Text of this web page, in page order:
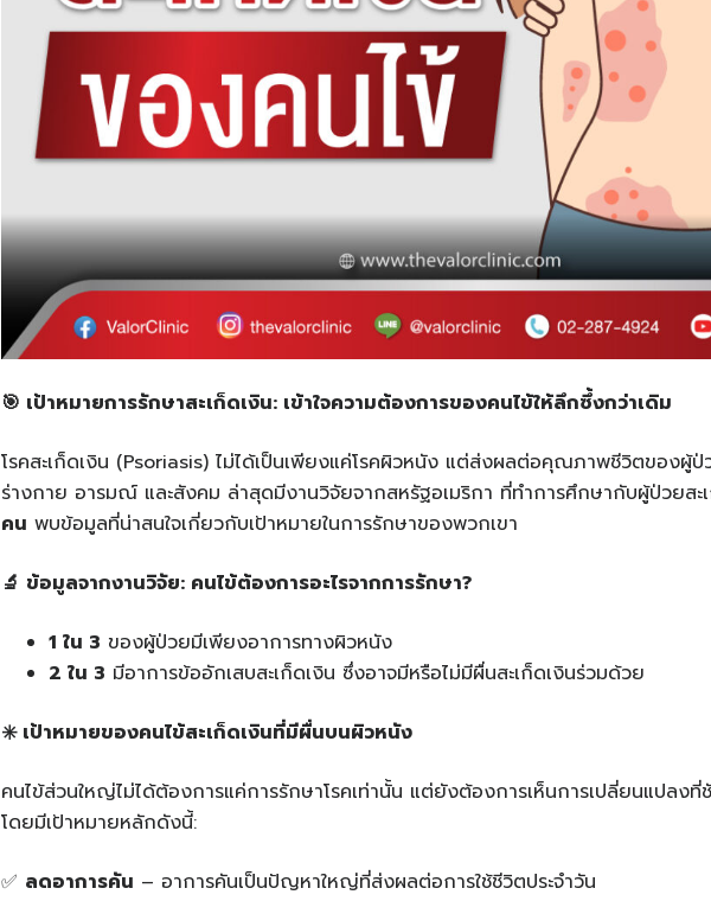
🎯 เป้าหมายการรักษาสะเก็ดเงิน: เข้าใจความต้องการของคนไข้ให้ลึกซึ้งกว่าเดิม
โรคสะเก็ดเงิน (Psoriasis) ไม่ได้เป็นเพียงแค่โรคผิวหนัง แต่ส่งผลต่อคุณภาพชีวิตของผู้
ร่างกาย อารมณ์ และสังคม ล่าสุดมีงานวิจัยจากสหรัฐอเมริกา ที่ทำการศึกษากับผู้ป่วยสะ
คน พบข้อมูลที่น่าสนใจเกี่ยวกับเป้าหมายในการรักษาของพวกเขา
🔬 ข้อมูลจากงานวิจัย: คนไข้ต้องการอะไรจากการรักษา?
1 ใน 3 ของผู้ป่วยมีเพียงอาการทางผิวหนัง
2 ใน 3 มีอาการข้ออักเสบสะเก็ดเงิน ซึ่งอาจมีหรือไม่มีผื่นสะเก็ดเงินร่วมด้วย
✳️ เป้าหมายของคนไข้สะเก็ดเงินที่มีผื่นบนผิวหนัง
คนไข้ส่วนใหญ่ไม่ได้ต้องการแค่การรักษาโรคเท่านั้น แต่ยังต้องการเห็นการเปลี่ยนแปลงที่ชั
โดยมีเป้าหมายหลักดังนี้:
✅ ลดอาการคัน – อาการคันเป็นปัญหาใหญ่ที่ส่งผลต่อการใช้ชีวิตประจำวัน